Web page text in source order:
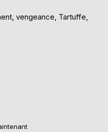
vengeance, Tartuffe,